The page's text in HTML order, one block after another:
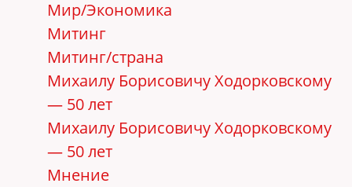
Мир/Экономика
Митинг
Митинг/страна
Михаилу Борисовичу Ходорковскому
— 50 лет
Михаилу Борисовичу Ходорковскому
— 50 лет
Мнение